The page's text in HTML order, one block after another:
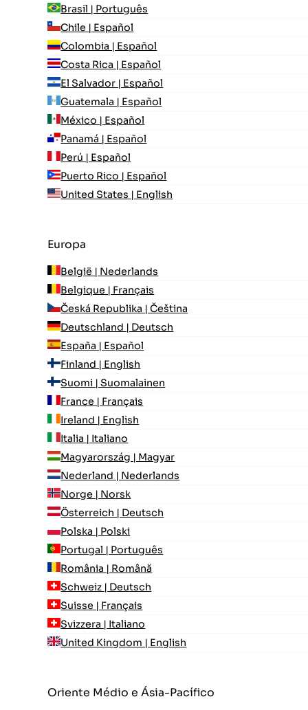
Brasil | Português
Chile | Español
Colombia | Español
Costa Rica | Español
El Salvador | Español
Guatemala | Español
México | Español
Panamá | Español
Perú | Español
Puerto Rico | Español
United States | English
Europa
België | Nederlands
Belgique | Français
Česká Republika | Čeština
Deutschland | Deutsch
España | Español
Finland | English
Suomi | Suomalainen
France | Français
Ireland | English
Italia | Italiano
Magyarország | Magyar
Nederland | Nederlands
Norge | Norsk
Österreich | Deutsch
Polska | Polski
Portugal | Português
România | Română
Schweiz | Deutsch
Suisse | Français
Svizzera | Italiano
United Kingdom | English
Oriente Médio e Ásia-Pacífico